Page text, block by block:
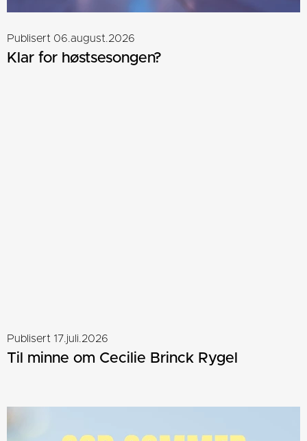
Publisert 06.august.2026
Klar for høstsesongen?
Publisert 17.juli.2026
Til minne om Cecilie Brinck Rygel